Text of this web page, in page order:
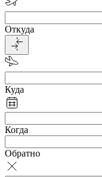
Откуда
Куда
Когда
Обратно